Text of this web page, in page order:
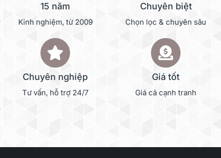
15 năm
Kinh nghiệm, từ 2009
Chuyên biệt
Chọn lọc & chuyên sâu
Chuyên nghiệp
Tư vấn, hỗ trợ 24/7
Giá tốt
Giá cả cạnh tranh